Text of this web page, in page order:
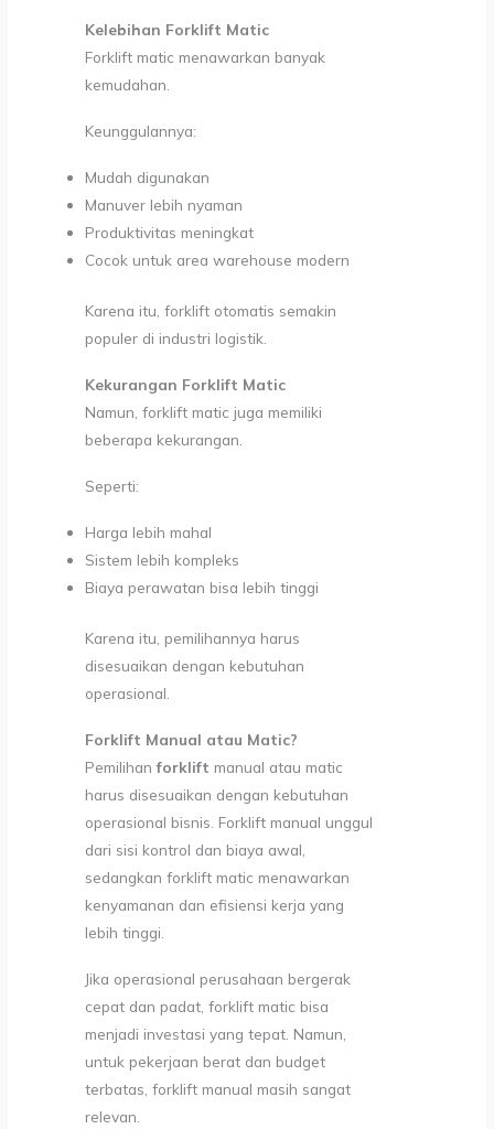
Kelebihan Forklift Matic
Forklift matic menawarkan banyak
kemudahan.
Keunggulannya:
Mudah digunakan
Manuver lebih nyaman
Produktivitas meningkat
Cocok untuk area warehouse modern
Karena itu, forklift otomatis semakin
populer di industri logistik.
Kekurangan Forklift Matic
Namun, forklift matic juga memiliki
beberapa kekurangan.
Seperti:
Harga lebih mahal
Sistem lebih kompleks
Biaya perawatan bisa lebih tinggi
Karena itu, pemilihannya harus
disesuaikan dengan kebutuhan
operasional.
Forklift Manual atau Matic?
Pemilihanforklift manual atau matic
harus disesuaikan dengan kebutuhan
operasional bisnis. Forklift manual unggul
dari sisi kontrol dan biaya awal,
sedangkan forklift matic menawarkan
kenyamanan dan efisiensi kerja yang
lebih tinggi.
Jika operasional perusahaan bergerak
cepat dan padat, forklift matic bisa
menjadi investasi yang tepat. Namun,
untuk pekerjaan berat dan budget
terbatas, forklift manual masih sangat
relevan.